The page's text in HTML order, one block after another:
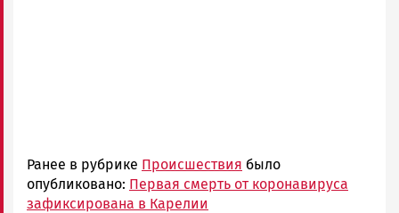
Ранее в рубрике Происшествия было
опубликовано: Первая смерть от коронавируса
зафиксирована в Карелии